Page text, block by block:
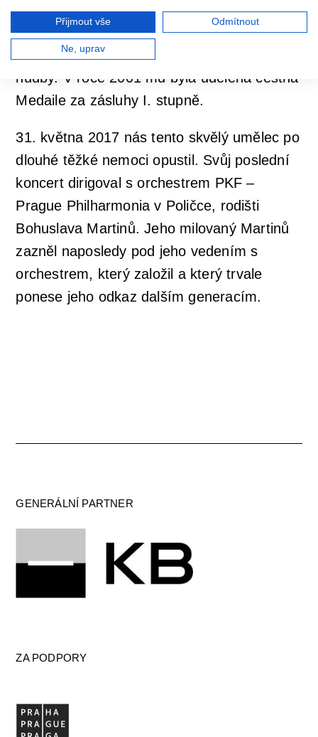
V květnu 2012 obdržel Jiří Bělohlávek od
královny Alžběty II. titul CBE (komandér
Řádu britského impéria) za zásluhy v oblasti
hudby. V roce 2001 mu byla udělena čestná
Medaile za zásluhy I. stupně.
31. května 2017 nás tento skvělý umělec po
dlouhé těžké nemoci opustil. Svůj poslední
koncert dirigoval s orchestrem PKF –
Prague Philharmonia v Poličce, rodišti
Bohuslava Martinů. Jeho milovaný Martinů
zazněl naposledy pod jeho vedením s
orchestrem, který založil a který trvale
ponese jeho odkaz dalším generacím.
GENERÁLNÍ PARTNER
ZA PODPORY
Přijmout vše Odmítnout
Ne, uprav